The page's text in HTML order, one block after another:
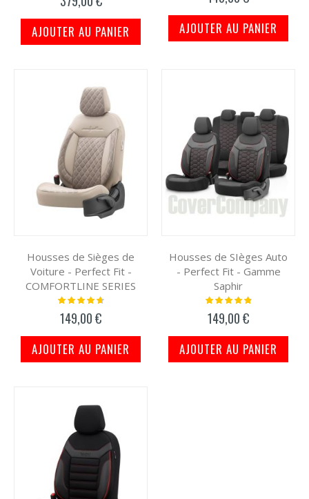
AJOUTER AU PANIER AJOUTER AU PANIER
Housses de Sièges de
Voiture - Perfect Fit -
COMFORTLINE SERIES
Notation:
149,00 €
AJOUTER AU PANIER
Housses de SIèges Auto
- Perfect Fit - Gamme
Saphir
Notation:
149,00 €
AJOUTER AU PANIER